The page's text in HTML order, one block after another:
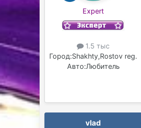
Expert
1.5 тыс
Город:Shakhty,Rostov reg.
Авто:Любитель
vlad